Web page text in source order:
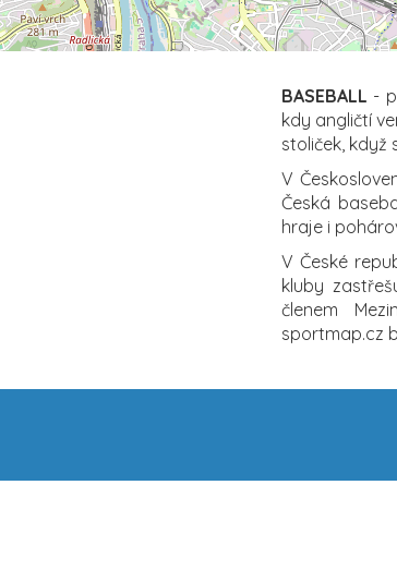
BASEBALL -
kdy angličtí
stoliček, když
V
Česká
hraje i
V České
kluby
členem
sportmap.cz